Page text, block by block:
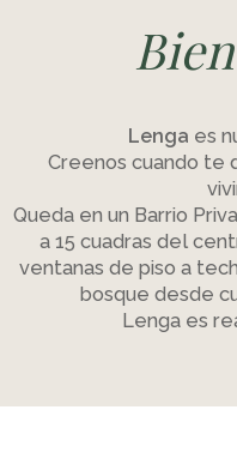
Lenga es
Creenos cuando te
Queda en un Barrio
a 15 cuadras del
ventanas de piso a
bosque desde
Lenga es